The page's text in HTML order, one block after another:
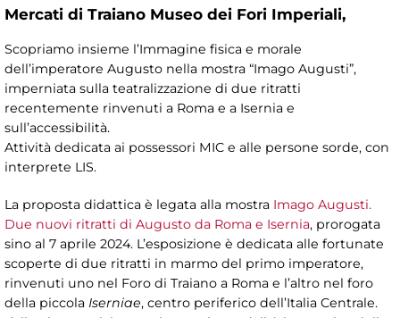
Mercati di Traiano Museo dei Fori Imperiali,
Scopriamo insieme l’Immagine fisica e morale
dell’imperatore Augusto nella mostra “Imago Augusti”,
imperniata sulla teatralizzazione di due ritratti
recentemente rinvenuti a Roma e a Isernia e
sull’accessibilità.
Attività dedicata ai possessori MIC e alle persone sorde, con
interprete LIS.
La proposta didattica è legata alla mostra Imago Augusti.
Due nuovi ritratti di Augusto da Roma e Isernia, prorogata
sino al 7 aprile 2024. L’esposizione è dedicata alle fortunate
scoperte di due ritratti in marmo del primo imperatore,
rinvenuti uno nel Foro di Traiano a Roma e l’altro nel foro
della piccola Iserniae, centro periferico dell’Italia Centrale.